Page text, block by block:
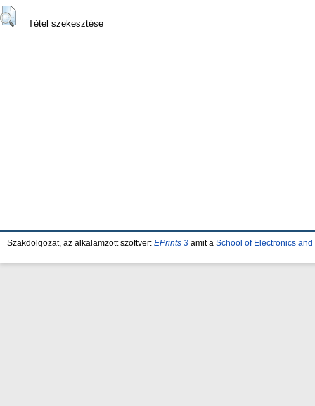
Tétel szekesztése
Szakdolgozat, az alkalamzott szoftver: EPrints 3 amit a School of Electronics